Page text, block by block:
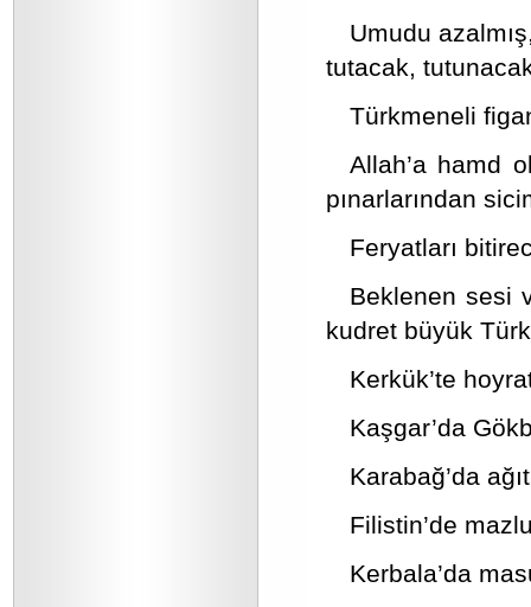
Umudu
tutacak,
Türkmeneli
Allah’a hamd
pınarlarından
Feryatları
Beklenen sesi
kudret büyük
Kerkük’te
Kaşgar’da
Karabağ’da
Filistin’de
Kerbala’da